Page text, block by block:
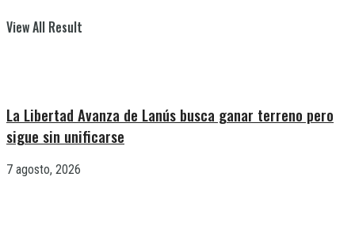
View All Result
La Libertad Avanza de Lanús busca ganar terreno pero
sigue sin unificarse
7 agosto, 2026